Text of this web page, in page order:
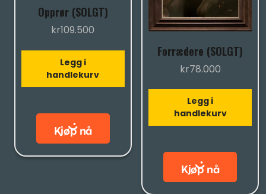
Opprør (SOLGT)
kr109.500
Legg i
handlekurv
Forrædere (SOLGT)
kr78.000
Legg i
handlekurv